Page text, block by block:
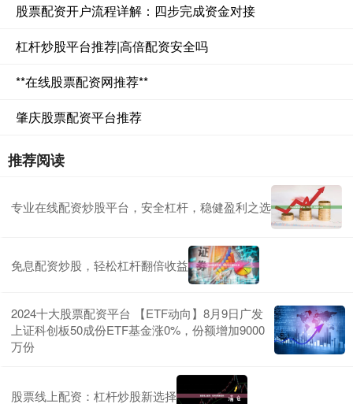
股票配资开户流程详解：四步完成资金对接
杠杆炒股平台推荐|高倍配资安全吗
**在线股票配资网推荐**
肇庆股票配资平台推荐
推荐阅读
专业在线配资炒股平台，安全杠杆，稳健盈利之选
免息配资炒股，轻松杠杆翻倍收益
2024十大股票配资平台 【ETF动向】8月9日广发
上证科创板50成份ETF基金涨0%，份额增加9000
万份
股票线上配资：杠杆炒股新选择